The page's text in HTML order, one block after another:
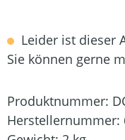
Leider ist dieser
Sie können gerne
Produktnummer:
Herstellernummer: